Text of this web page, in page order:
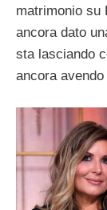
matrimonio su
ancora dato
sta lasciando
ancora